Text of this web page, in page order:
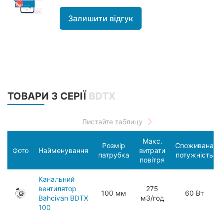
Залишити відгук
ТОВАРИ З СЕРІЇ BDTX
Фото Найменування
Розмір
патрубка
Макс.
витрати
повітря
Споживана
потужність
Канальний
вентилятор
Bahcivan BDTX
100
100 мм
275
мЗ/год
60 Вт